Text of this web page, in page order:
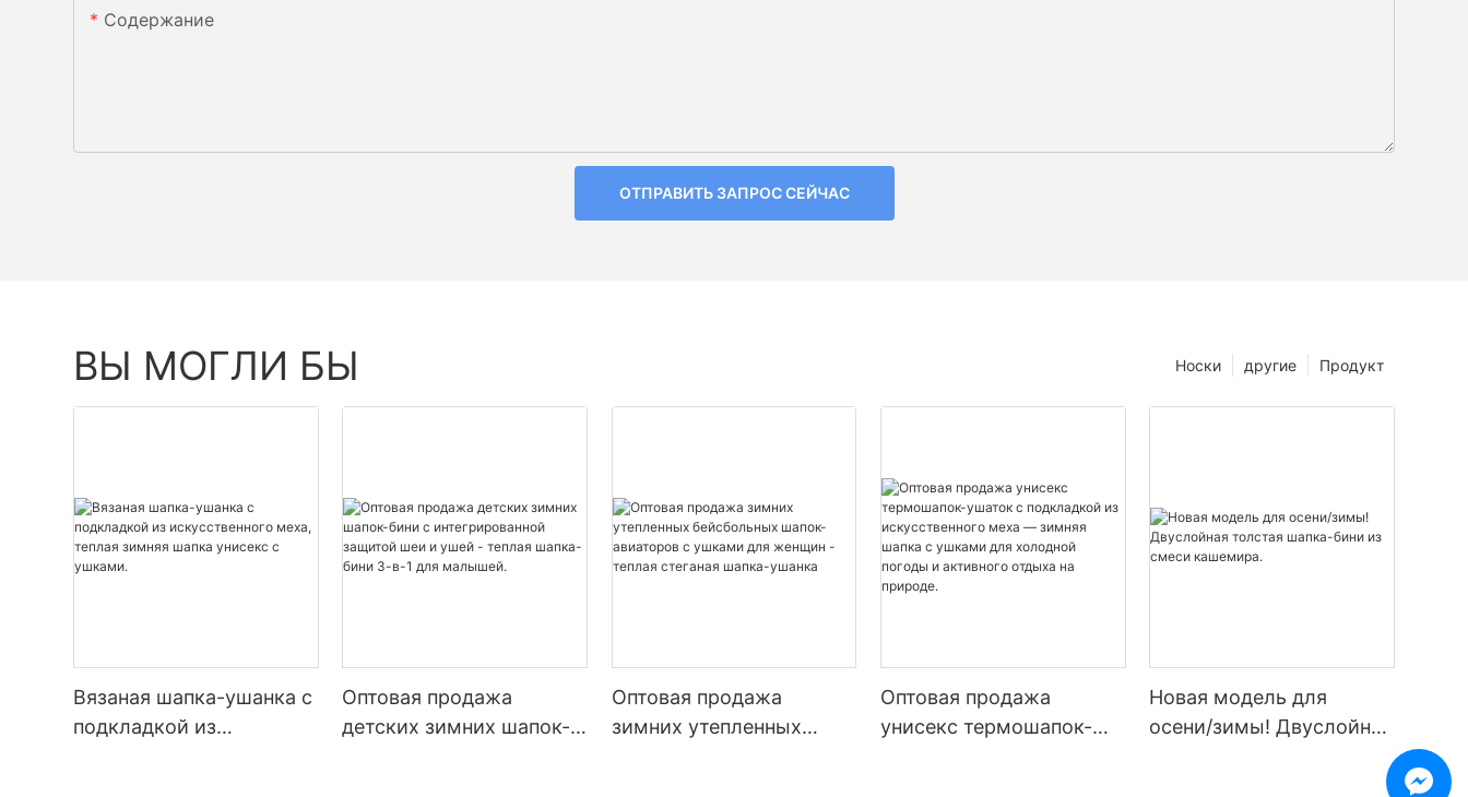
Содержание
ОТПРАВИТЬ ЗАПРОС СЕЙЧАС
ВЫ МОГЛИ БЫ Продукт
другие
Носки
Вязаная шапка-ушанка с
подкладкой из
Оптовая продажа
детских зимних шапок-
Оптовая продажа
зимних утепленных
Оптовая продажа
унисекс термошапок-
Новая модель для
осени/зимы! Двуслойная